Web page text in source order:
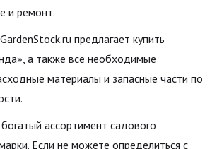
и ремонт.
предлагает купить
а также все необходимые
материалы и запасные части по
ассортимент садового
Если не можете определиться с